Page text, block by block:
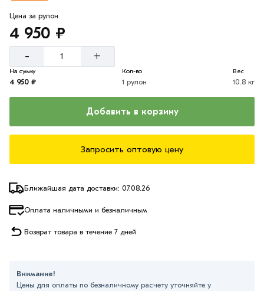
Ближайшая дата доставки: 07.08.26
Оплата наличными и безналичным
Возврат товара в течение 7 дней
Внимание!
Цены для оплаты по безналичному расчету уточняйте у
Цена за рулон
4 950 ₽
- +
На сумму
4 950 ₽
Кол-во
1 рулон
Вес
10.8 кг
Добавить в корзину
Запросить оптовую цену